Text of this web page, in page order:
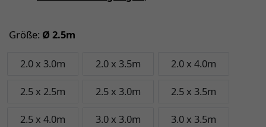
Größe: Ø 2.5m
2.0 x 3.0m 2.0 x 3.5m 2.0 x 4.0m
2.5 x 2.5m 2.5 x 3.0m 2.5 x 3.5m
2.5 x 4.0m 3.0 x 3.0m 3.0 x 3.5m